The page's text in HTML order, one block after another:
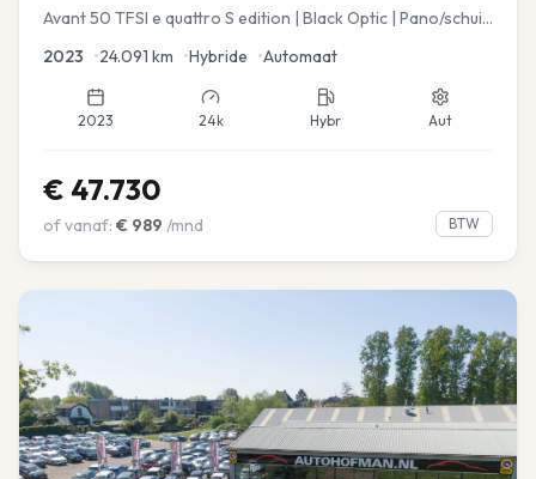
Avant 50 TFSI e quattro S edition | Black Optic | Pano/schuif
2023 •24.091 km •Hybride •Automaat
2023 24k Hybr Aut
€ 47.730
of vanaf: € 989 /mnd BTW